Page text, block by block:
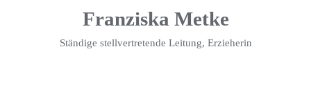
Franziska Metke
Ständige stellvertretende Leitung, Erzieherin